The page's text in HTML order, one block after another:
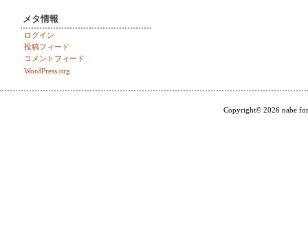
メタ情報
ログイン
投稿フィード
コメントフィード
WordPress.org
Copyright© 2026 nabe